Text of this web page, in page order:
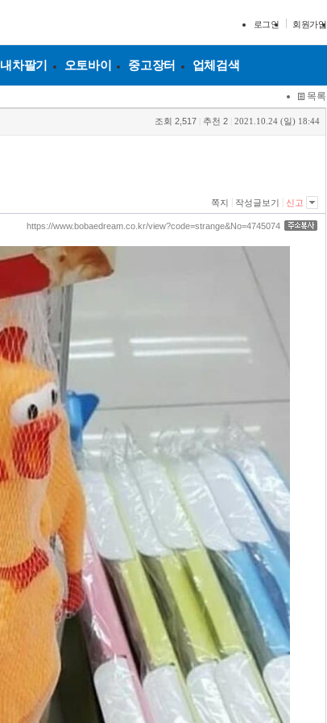
로그인 회원가입
내차팔기 오토바이 중고장터 업체검색
목록
조회 2,517 추천 2 2021.10.24 (일) 18:44
쪽지 작성글보기 신고
https://www.bobaedream.co.kr/view?code=strange&No=4745074